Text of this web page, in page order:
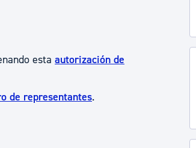
esta autorización de
de representantes.